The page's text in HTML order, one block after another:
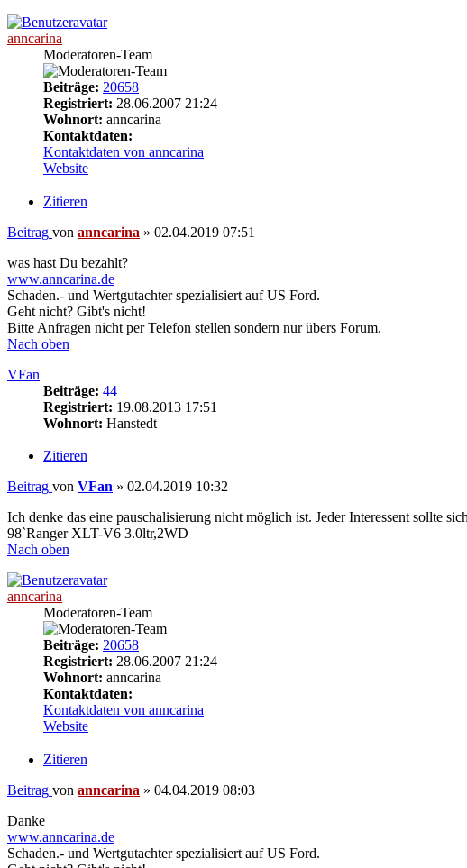
anncarina
Moderatoren-Team
Beiträge: 20658
Registriert: 28.06.2007 21:24
Wohnort: anncarina
Kontaktdaten:
Kontaktdaten von anncarina
Website
Zitieren
Beitrag von anncarina » 02.04.2019 07:51
was hast Du bezahlt?
www.anncarina.de
Schaden.- und Wertgutachter spezialisiert auf US Ford.
Geht nicht? Gibt's nicht!
Bitte Anfragen nicht per Telefon stellen sondern nur übers Forum.
Nach oben
VFan
Beiträge: 44
Registriert: 19.08.2013 17:51
Wohnort: Hanstedt
Zitieren
Beitrag von VFan » 02.04.2019 10:32
Ich denke das eine pauschalisierung nicht möglich ist. Jeder Interessent sollte
98`Ranger XLT-V6 3.0ltr,2WD
Nach oben
anncarina
Moderatoren-Team
Beiträge: 20658
Registriert: 28.06.2007 21:24
Wohnort: anncarina
Kontaktdaten:
Kontaktdaten von anncarina
Website
Zitieren
Beitrag von anncarina » 04.04.2019 08:03
Danke
www.anncarina.de
Schaden.- und Wertgutachter spezialisiert auf US Ford.